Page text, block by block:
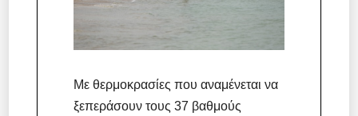
Με θερμοκρασίες που αναμένεται να
ξεπεράσουν τους 37 βαθμούς